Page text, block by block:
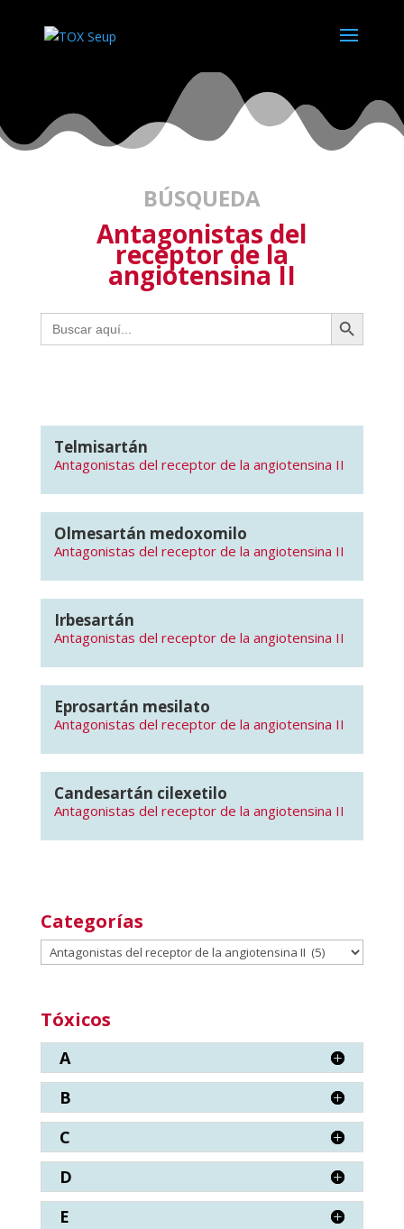
BÚSQUEDA
Antagonistas del
receptor de la
angiotensina II
Buscar: Botón de búsqueda
Telmisartán
Antagonistas del receptor de la angiotensina II
Olmesartán medoxomilo
Antagonistas del receptor de la angiotensina II
Irbesartán
Antagonistas del receptor de la angiotensina II
Eprosartán mesilato
Antagonistas del receptor de la angiotensina II
Candesartán cilexetilo
Antagonistas del receptor de la angiotensina II
Categorías
Categorías
Tóxicos
A
B
C
D
E